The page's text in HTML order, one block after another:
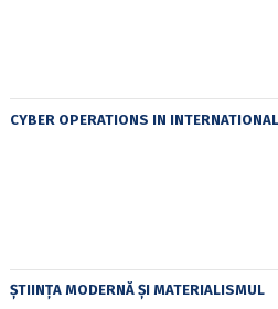
CYBER OPERATIONS IN
ȘTIINȚA MODERNĂ ȘI MATERIALISMUL